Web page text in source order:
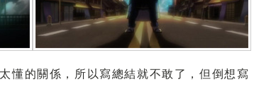
懂的關係，所以寫總結就不敢了，但倒想寫